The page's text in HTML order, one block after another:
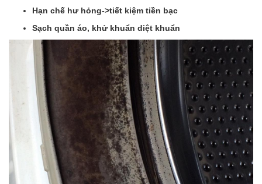
Hạn chế hư hỏng->tiết kiệm tiền bạc
Sạch quần áo, khử khuẩn diệt khuẩn